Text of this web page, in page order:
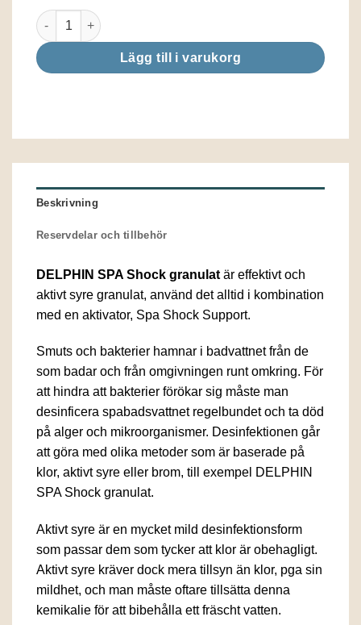
Spa shock granulat 1kg mängd
Lägg till i varukorg
Beskrivning
Reservdelar och tillbehör
DELPHIN SPA Shock granulat är effektivt och
aktivt syre granulat, använd det alltid i kombination
med en aktivator, Spa Shock Support.
Smuts och bakterier hamnar i badvattnet från de
som badar och från omgivningen runt omkring. För
att hindra att bakterier förökar sig måste man
desinficera spabadsvattnet regelbundet och ta död
på alger och mikroorganismer. Desinfektionen går
att göra med olika metoder som är baserade på
klor, aktivt syre eller brom, till exempel DELPHIN
SPA Shock granulat.
Aktivt syre är en mycket mild desinfektionsform
som passar dem som tycker att klor är obehagligt.
Aktivt syre kräver dock mera tillsyn än klor, pga sin
mildhet, och man måste oftare tillsätta denna
kemikalie för att bibehålla ett fräscht vatten.